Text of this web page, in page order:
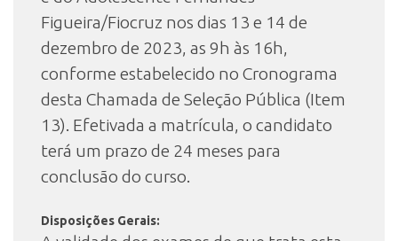
Figueira/Fiocruz nos dias 13 e 14 de
dezembro de 2023, as 9h às 16h,
conforme estabelecido no Cronograma
desta Chamada de Seleção Pública (Item
13). Efetivada a matrícula, o candidato
terá um prazo de 24 meses para
conclusão do curso.
Disposições Gerais: